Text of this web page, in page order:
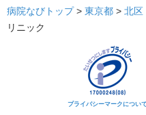
病院なびトップ> 東京都 > 北区
リニック
プライバシーマークについ